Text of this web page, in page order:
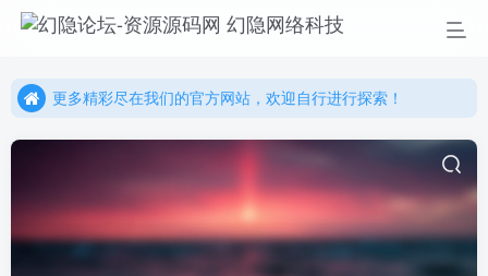
更多精彩尽在我们的官方网站，欢迎自行进行探索！
更多精彩尽在我们的官方网站，欢迎自行进行探索！
幻隐网络科技，感谢您的加入以及使用我们的系统！